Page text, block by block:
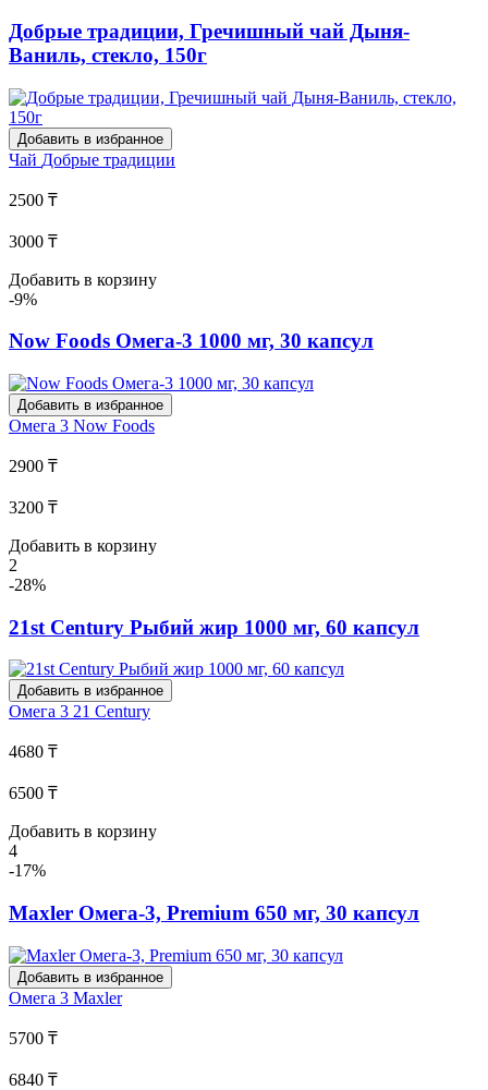
Добрые традиции, Гречишный чай Дыня-
Ваниль, стекло, 150г
Добавить в избранное
Чай Добрые традиции
2500 ₸
3000 ₸
Добавить в корзину
-9%
Now Foods Омега-3 1000 мг, 30 капсул
Добавить в избранное
Омега 3 Now Foods
2900 ₸
3200 ₸
Добавить в корзину
2
-28%
21st Century Рыбий жир 1000 мг, 60 капсул
Добавить в избранное
Омега 3 21 Century
4680 ₸
6500 ₸
Добавить в корзину
4
-17%
Maxler Омега-3, Premium 650 мг, 30 капсул
Добавить в избранное
Омега 3 Maxler
5700 ₸
6840 ₸